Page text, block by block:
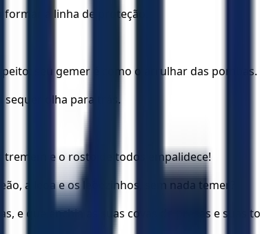
a linha de proteção.
seu gemer é como o arrulhar das pombas.
sequer olha para trás.
tremem e o rosto de todos empalidece!
a leoa e os leõezinhos, sem nada temer?
e que enchia as suas covas de presas e suas